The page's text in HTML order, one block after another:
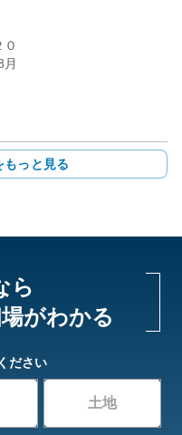
もっと見る
ら
がわかる
ださい
土地